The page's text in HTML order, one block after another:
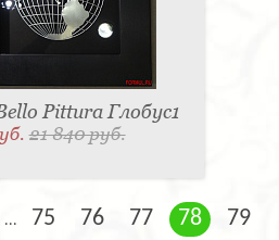
Pittura Глобус1
21 840 руб.
... 75 76 77 78 79